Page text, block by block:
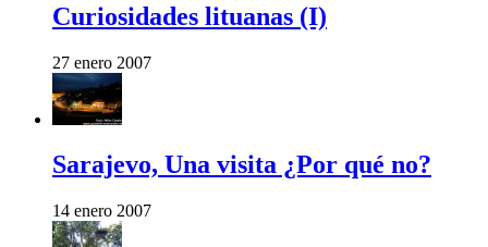
Curiosidades lituanas (I)
27 enero 2007
Sarajevo, Una visita ¿Por qué no?
14 enero 2007